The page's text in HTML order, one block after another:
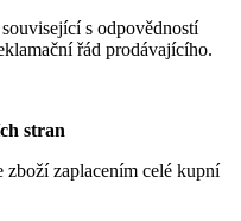
s odpovědností
řád prodávajícího.
stran
zaplacením celé kupní